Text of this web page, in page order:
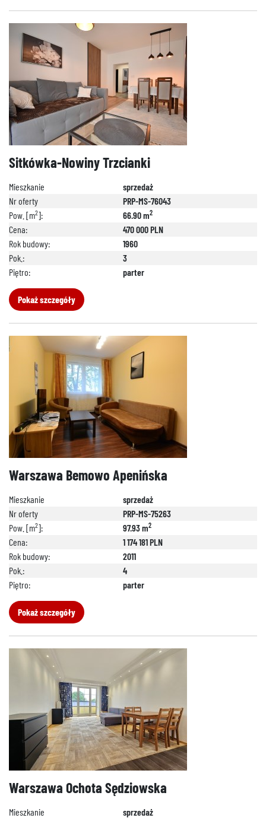
Sitkówka-Nowiny Trzcianki
Mieszkanie
sprzedaż
Nr oferty
PRP-MS-76043
Pow. [m2]: 66.90 m2
Cena:
470 000 PLN
Rok budowy:
1960
Pok.:
3
Piętro:
parter
Pokaż szczegóły
Warszawa Bemowo Apenińska
Mieszkanie
sprzedaż
Nr oferty
PRP-MS-75263
Pow. [m2]: 97.93 m2
Cena:
1 174 181 PLN
Rok budowy:
2011
Pok.:
4
Piętro:
parter
Pokaż szczegóły
Warszawa Ochota Sędziowska
Mieszkanie sprzedaż